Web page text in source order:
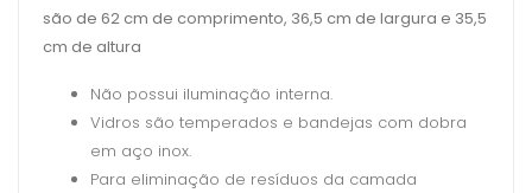
são de 62 cm de comprimento, 36,5 cm de largura e 35,5
cm de altura
Não possui iluminação interna.
Vidros são temperados e bandejas com dobra
em aço inox.
Para eliminação de resíduos da camada